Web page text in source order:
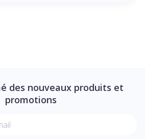
des nouveaux produits et
promotions